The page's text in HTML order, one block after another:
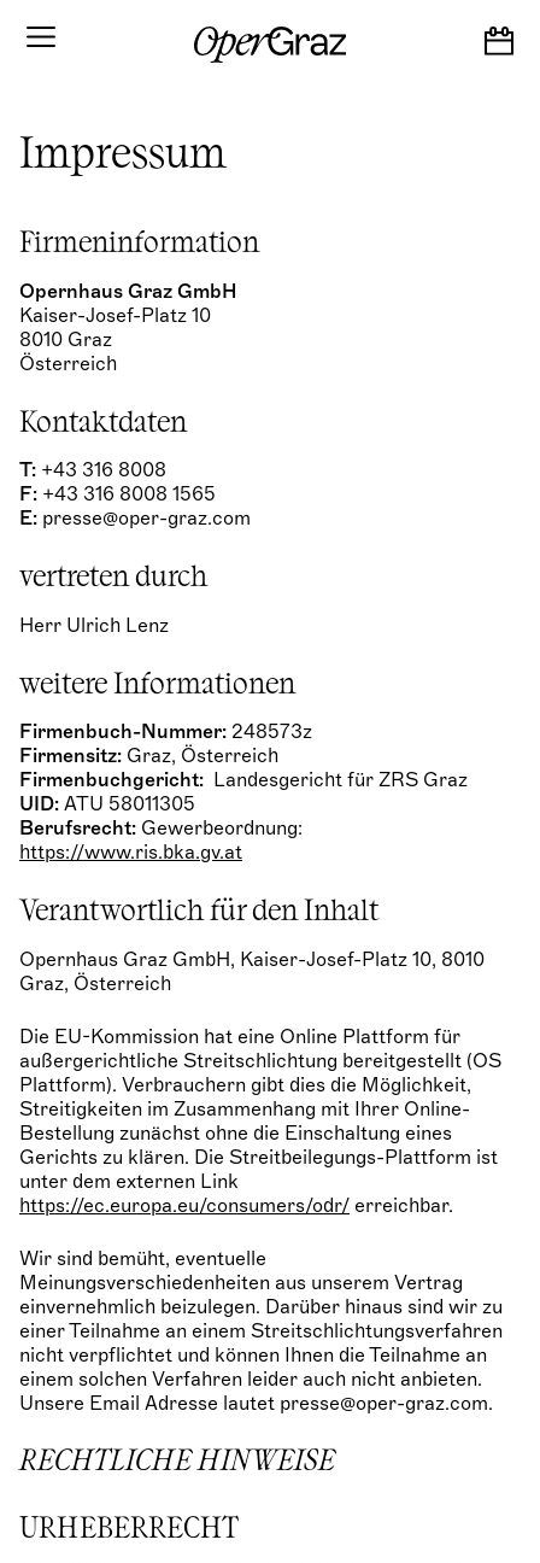
k
i
Impressum
Firmeninformation
Opernhaus Graz GmbH
Kaiser-​Josef-Platz 10
8010 Graz
Österreich
Kontaktdaten
T: +43 316 8008
F: +43 316 8008 1565
E: presse@oper-graz.com
vertreten durch
Herr Ulrich Lenz
weitere Informationen
Firmenbuch-Nummer: 248573z
Firmensitz: Graz, Österreich
Firmenbuchgericht: Landesgericht für ZRS Graz
UID: ATU 58011305
Berufsrecht: Gewerbeordnung:
https://www.ris.bka.gv.at
Verantwortlich für den Inhalt
Opernhaus Graz GmbH, Kaiser-​Josef-Platz 10, 8010
Graz, Österreich
Die EU-Kommission hat eine Online Plattform für
außergerichtliche Streitschlichtung bereitgestellt (OS
Plattform). Verbrauchern gibt dies die Möglichkeit,
Streitigkeiten im Zusammenhang mit Ihrer Online-
Bestellung zunächst ohne die Einschaltung eines
Gerichts zu klären. Die Streitbeilegungs-Plattform ist
unter dem externen Link
https://ec.europa.eu/consumers/odr/ erreichbar.
Wir sind bemüht, eventuelle
Meinungsverschiedenheiten aus unserem Vertrag
einvernehmlich beizulegen. Darüber hinaus sind wir zu
einer Teilnahme an einem Streitschlichtungsverfahren
nicht verpflichtet und können Ihnen die Teilnahme an
einem solchen Verfahren leider auch nicht anbieten.
Unsere Email Adresse lautet presse@oper-graz.com.
RECHTLICHE HINWEISE
URHEBERRECHT